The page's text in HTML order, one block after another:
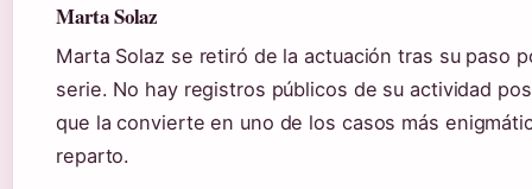
Marta Solaz
Marta Solaz se retiró de la actuación tras su paso
serie. No hay registros públicos de su actividad
que la convierte en uno de los casos más
reparto.